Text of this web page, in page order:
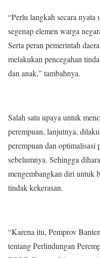
“Perlu langkah secara
segenap elemen warga
Serta peran pemerintah
melakukan pencegahan
dan anak,” tambahnya.
Salah satu upaya untuk
perempuan, lanjutnya,
perempuan dan
sebelumnya. Sehingga
mengembangkan diri untuk
tindak kekerasan.
“Karena itu, Pemprov
tentang Perlindungan